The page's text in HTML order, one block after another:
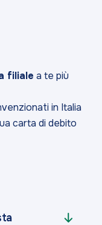
filiale a te più
in Italia
carta di debito